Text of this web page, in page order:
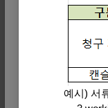
POD 세관
선적지
■ 인보이스
웹으로 전
외화 인보
인보이스
예시) 서